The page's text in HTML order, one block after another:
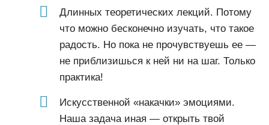
Длинных теоретических лекций. Потому
что можно бесконечно изучать, что такое
радость. Но пока не прочувствуешь ее —
не приблизишься к ней ни на шаг. Только
практика!
Искусственной «накачки» эмоциями.
Наша задача иная — открыть твой